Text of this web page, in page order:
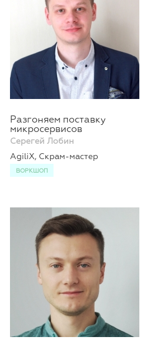
Разгоняем поставку
микросервисов
Серегей Лобин
AgiliX, Скрам-мастер
ВОРКШОП